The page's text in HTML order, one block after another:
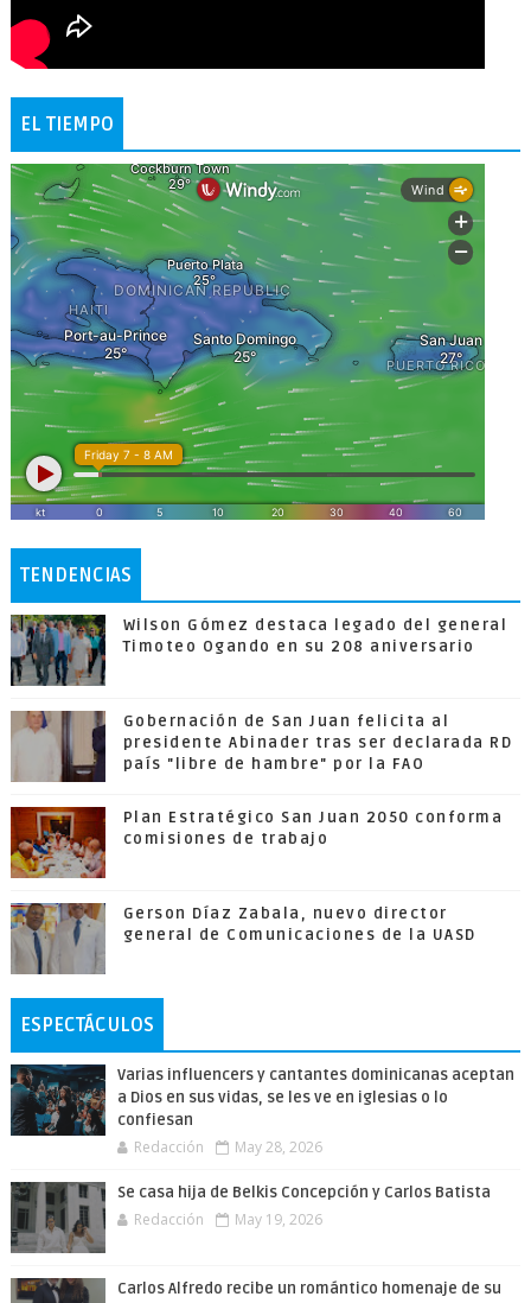
EL TIEMPO
TENDENCIAS
Wilson Gómez destaca legado del general
Timoteo Ogando en su 208 aniversario
Gobernación de San Juan felicita al
presidente Abinader tras ser declarada RD
país "libre de hambre" por la FAO
Plan Estratégico San Juan 2050 conforma
comisiones de trabajo
Gerson Díaz Zabala, nuevo director
general de Comunicaciones de la UASD
ESPECTÁCULOS
Varias influencers y cantantes dominicanas aceptan
a Dios en sus vidas, se les ve en iglesias o lo
confiesan
Redacción May 28, 2026
Se casa hija de Belkis Concepción y Carlos Batista
Redacción May 19, 2026
Carlos Alfredo recibe un romántico homenaje de su